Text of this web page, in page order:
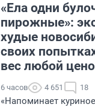
«Ела одни
пирожные»:
худые
своих
вес любой
6 часов 4 651 18
«Напоминает